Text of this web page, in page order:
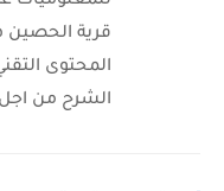
قرية الحصين
المحتوى
الشرح من